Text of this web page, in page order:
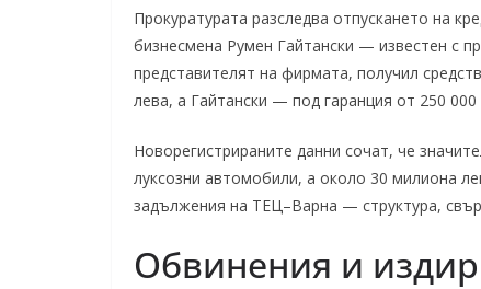
Прокуратурата разследва отпускането на
бизнесмена Румен Гайтански — известен с
представителят на фирмата, получил
лева, а Гайтански — под гаранция от 250 000
Новорегистрираните данни сочат, че
луксозни автомобили, а около 30 милиона
задължения на ТЕЦ–Варна — структура,
Обвинения и